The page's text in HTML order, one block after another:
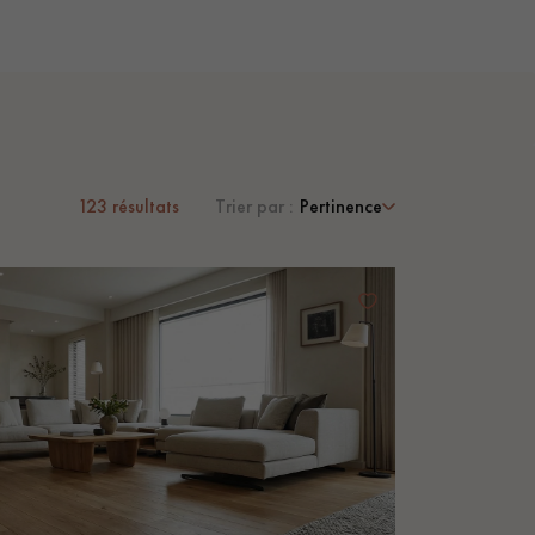
votre parquet.
123 résultats Trier par : Pertinence